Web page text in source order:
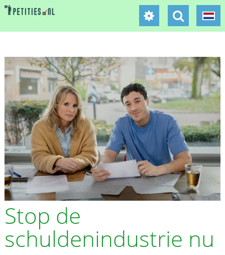
Stop de
schuldenindustrie nu